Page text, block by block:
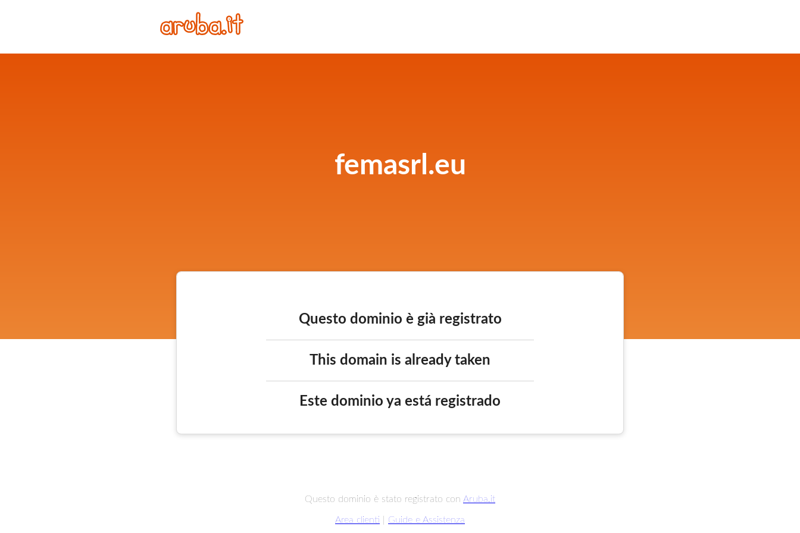
femasrl.eu
Questo dominio è già registrato
This domain is already taken
Este dominio ya está registrado
Questo dominio è stato registrato con Aruba.it
Area clienti Guide e Assistenza